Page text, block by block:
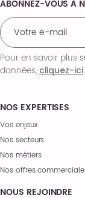
NOS EXPERTISES
Vos enjeux
Nos secteurs
Nos métiers
Nos offres
NOUS REJOINDRE
Comments
ABONNEZ-VOUS À
Pour en savoir plus
données,cliquez-ici.